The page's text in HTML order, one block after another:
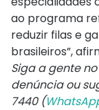
ao programa
reduzir filas e
brasileiros”,
Siga a gente no
denúncia ou
7440 (